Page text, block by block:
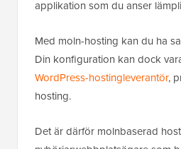
applikation som du anser
Med moln-hosting kan du ha
Din konfiguration kan dock
WordPress-hostingleverantör,
hosting.
Det är därför molnbaserad